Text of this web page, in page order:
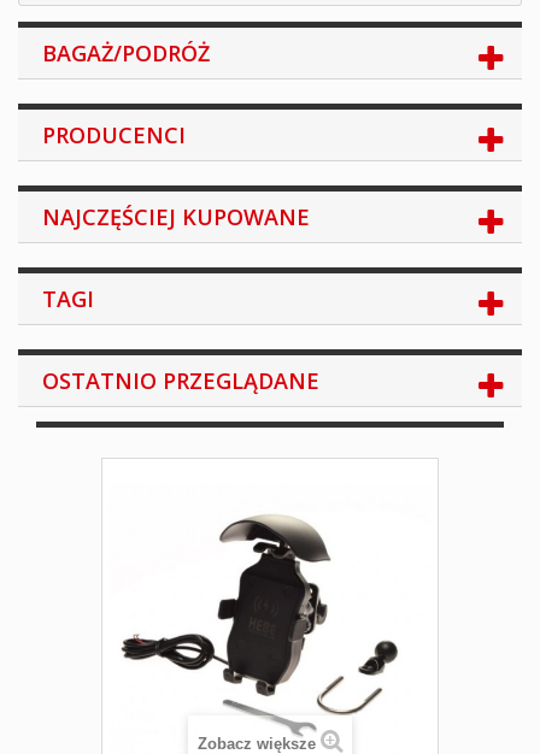
BAGAŻ/PODRÓŻ
PRODUCENCI
NAJCZĘŚCIEJ KUPOWANE
TAGI
OSTATNIO PRZEGLĄDANE
Zobacz większe